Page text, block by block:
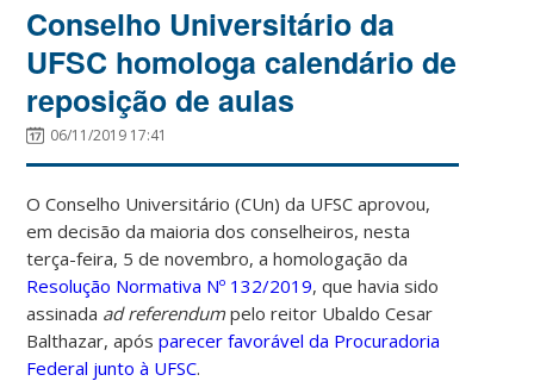
Conselho Universitário da
UFSC homologa calendário de
reposição de aulas
06/11/2019 17:41
O Conselho Universitário (CUn) da UFSC aprovou,
em decisão da maioria dos conselheiros, nesta
terça-feira, 5 de novembro, a homologação da
Resolução Normativa Nº 132/2019, que havia sido
assinada ad referendum pelo reitor Ubaldo Cesar
Balthazar, apósparecer favorável da Procuradoria
Federal junto à UFSC.